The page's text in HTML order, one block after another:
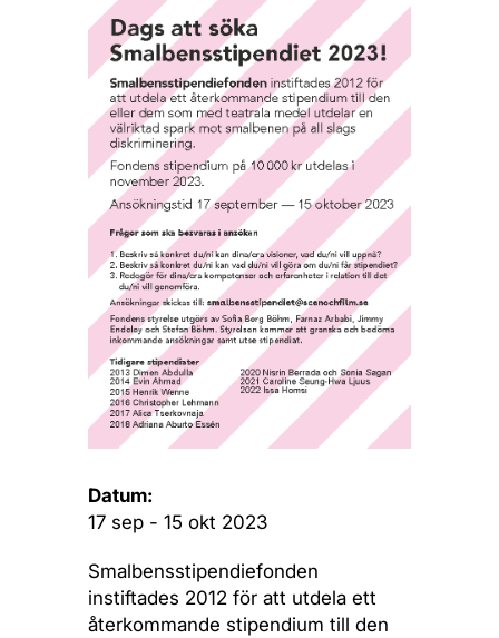
Datum:
17 sep - 15 okt 2023
Smalbensstipendiefonden
instiftades 2012 för att utdela ett
återkommande stipendium till den